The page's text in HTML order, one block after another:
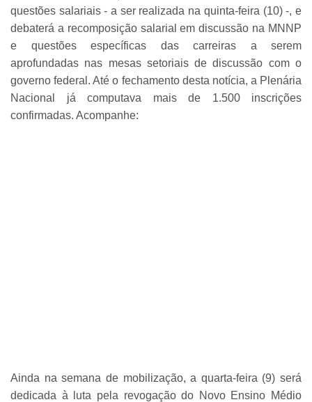
questões salariais - a ser realizada na quinta-feira (10) -, e
debaterá a recomposição salarial em discussão na MNNP
e questões específicas das carreiras a serem
aprofundadas nas mesas setoriais de discussão com o
governo federal. Até o fechamento desta notícia, a Plenária
Nacional já computava mais de 1.500 inscrições
confirmadas. Acompanhe:
Ainda na semana de mobilização, a quarta-feira (9) será
dedicada à luta pela revogação do Novo Ensino Médio